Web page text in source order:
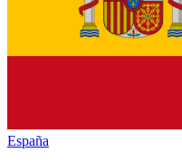
España